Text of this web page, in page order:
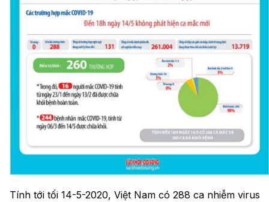
Tính tới tối 14-5-2020, Việt Nam có 288 ca nhiễm virus